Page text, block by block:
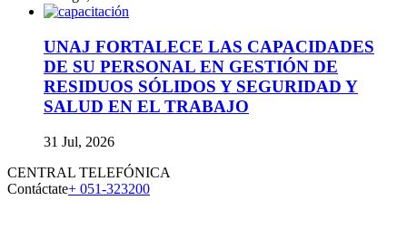
UNAJ FORTALECE LAS CAPACIDADES
DE SU PERSONAL EN GESTIÓN DE
RESIDUOS SÓLIDOS Y SEGURIDAD Y
SALUD EN EL TRABAJO
31 Jul, 2026
CENTRAL TELEFÓNICA
Contáctate+ 051-323200